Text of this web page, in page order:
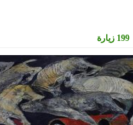
199 زيارة